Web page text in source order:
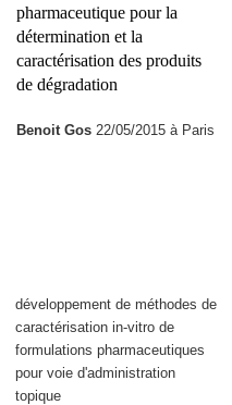
pharmaceutique pour la
détermination et la
caractérisation des produits
de dégradation
Benoit Gos 22/05/2015 à Paris
développement de méthodes de
caractérisation in-vitro de
formulations pharmaceutiques
pour voie d'administration
topique